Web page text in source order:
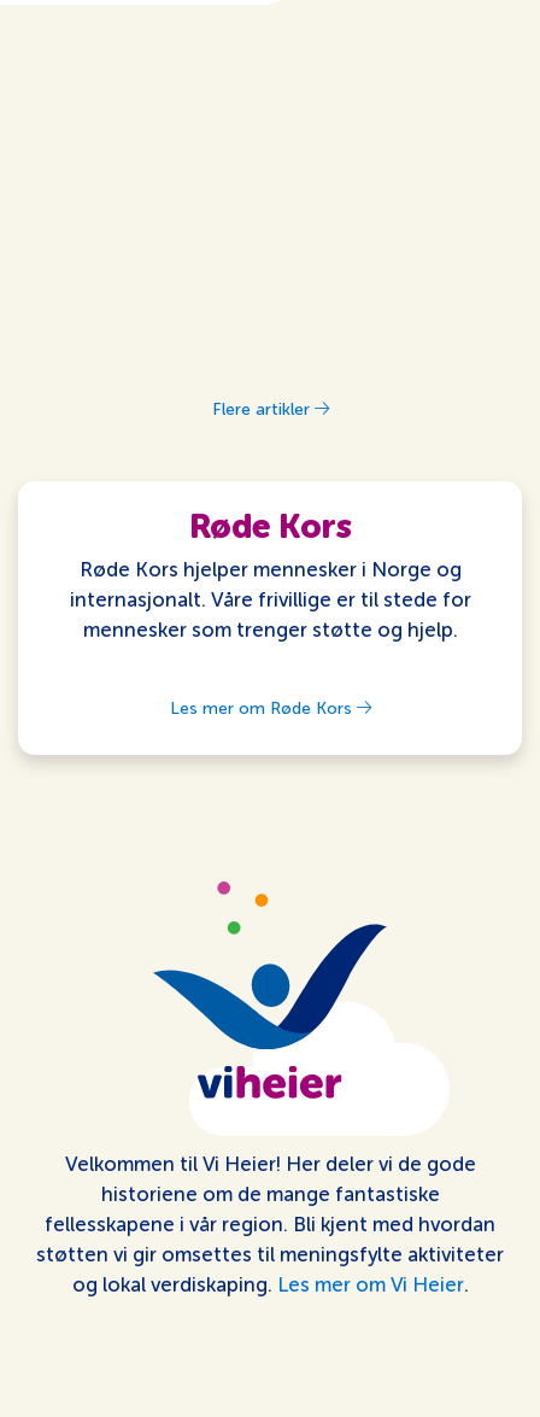
Flere artikler
Røde Kors
Røde Kors hjelper mennesker i Norge og
internasjonalt. Våre frivillige er til stede for
mennesker som trenger støtte og hjelp.
Les mer om Røde Kors
Velkommen til Vi Heier! Her deler vi de gode
historiene om de mange fantastiske
fellesskapene i vår region. Bli kjent med hvordan
støtten vi gir omsettes til meningsfylte aktiviteter
og lokal verdiskaping. Les mer om Vi Heier.